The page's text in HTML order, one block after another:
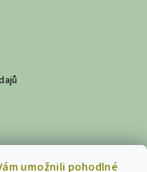
umožnili pohodlné